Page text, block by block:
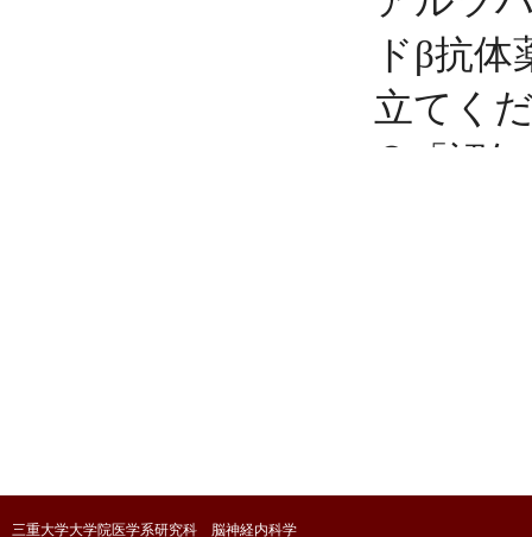
三重大学大学院医学系研究科 脳神経内科学